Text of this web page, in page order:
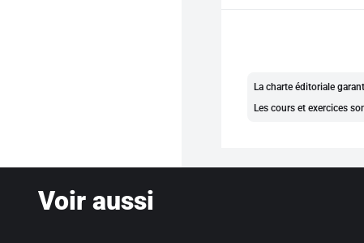
La charte éditoriale
Les cours et exercices
Voir aussi